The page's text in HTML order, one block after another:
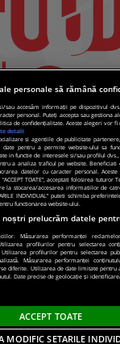
|Politica de
personale să rămână
sau accesăm informații pe dispozitivul
personal. Puteți accepta sau gestiona
de confidențialitate. Aceste alegeri vor
detalii
si agentiile de publicitate
pentru a permite website-ului sa
in functie de interesele si/sau profilul
a analiza traficul pe website.
datelor cu caracter personal.
TOATE”, acceptati folosirea
la stocarea/accesarea informatiilor de
INDIVIDUAL” puteti schimba
functionarea website-ului.
prelucrăm datele
Măsurarea performanței
profilurilor pentru selectarea
profilurilor pentru selectarea
Măsurarea performanței
diferite. Utilizarea de date limitate pentru
Date precise de geolocație și
ACCEPT TOATE
MODIFIC SETARILE